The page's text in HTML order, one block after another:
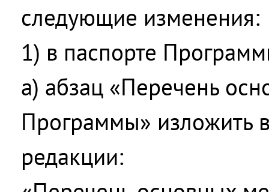
следующие изменения:
1) в паспорте
а) абзац «Перечень
Программы» изложить
редакции: